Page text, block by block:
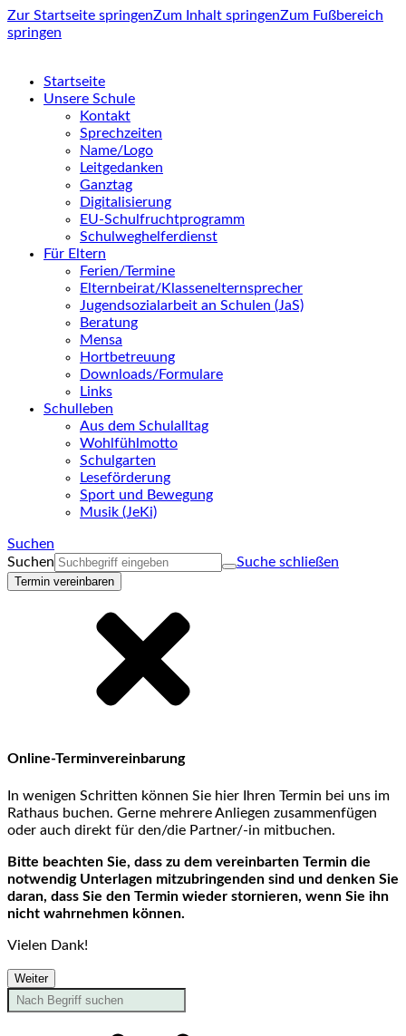
Zur Startseite springenZum Inhalt springenZum Fußbereich
springen
Startseite
Unsere Schule
Kontakt
Sprechzeiten
Name/Logo
Leitgedanken
Ganztag
Digitalisierung
EU-Schulfruchtprogramm
Schulweghelferdienst
Für Eltern
Ferien/Termine
Elternbeirat/Klassenelternsprecher
Jugendsozialarbeit an Schulen (JaS)
Beratung
Mensa
Hortbetreuung
Downloads/Formulare
Links
Schulleben
Aus dem Schulalltag
Wohlfühlmotto
Schulgarten
Leseförderung
Sport und Bewegung
Musik (JeKi)
Suchen
Suchen
Suche schließen
Termin vereinbaren
Online-Terminvereinbarung
In wenigen Schritten können Sie hier Ihren Termin bei uns im
Rathaus buchen. Gerne mehrere Anliegen zusammenfügen
oder auch direkt für den/die Partner/-in mitbuchen.
Bitte beachten Sie, dass zu dem vereinbarten Termin die
notwendig Unterlagen mitzubringenden sind und denken Sie
daran, dass Sie den Termin wieder stornieren, wenn Sie ihn
nicht wahrnehmen können.
Vielen Dank!
Weiter